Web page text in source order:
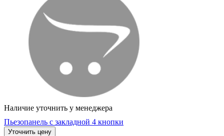
Наличие уточнить у менеджера
Пьезопанель с закладной 4 кнопки
Уточнить цену